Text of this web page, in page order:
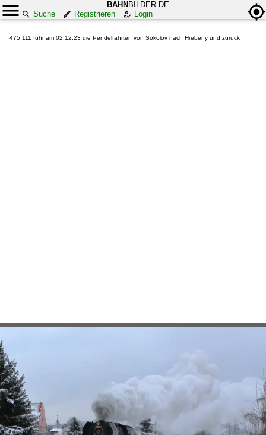
BAHN BILDER.DE
Suche
Registrieren Login
475 111 fuhr am 02.12.23 die Pendelfahrten von Sokolov nach Hrebeny und zurück